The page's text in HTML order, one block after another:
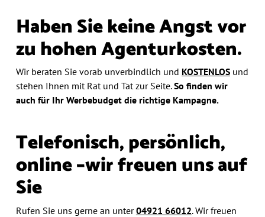
Haben Sie keine Angst vor
zu hohen Agenturkosten.
Wir beraten Sie vorab unverbindlich und KOSTENLOSund
stehen Ihnen mit Rat und Tat zur Seite.So finden wir
auch für Ihr Werbebudget die richtige Kampagne.
Telefonisch, persönlich,
online –wir freuen uns auf
Sie
Rufen Sie uns gerne an unter04921 66012.Wir freuen